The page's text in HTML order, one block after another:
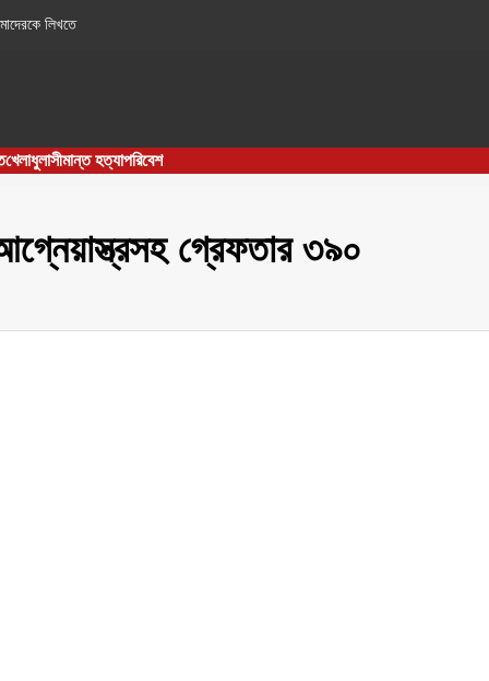
লিখতে
Journal
খেলাধুলাসীমান্ত হত্যাপরিবেশ
গ্রেফতার ৩৯০